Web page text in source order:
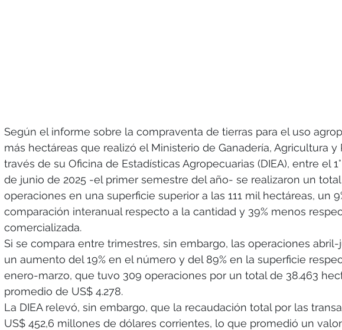
Según el informe sobre la compraventa de tierras para el uso
más hectáreas que realizó el Ministerio de Ganadería, Agricultura y
través de su Oficina de Estadísticas Agropecuarias (DIEA), entre el
de junio de 2025 -el primer semestre del año- se realizaron un
operaciones en una superficie superior a las 111 mil hectáreas, un
comparación interanual respecto a la cantidad y 39% menos
comercializada.
Si se compara entre trimestres, sin embargo, las operaciones
un aumento del 19% en el número y del 89% en la superficie
enero-marzo, que tuvo 309 operaciones por un total de 38.463
promedio de US$ 4.278.
La DIEA relevó, sin embargo, que la recaudación total por las
US$ 452,6 millones de dólares corrientes, lo que promedió un